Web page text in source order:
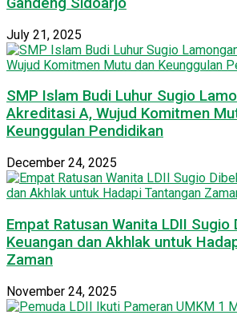
July 21, 2025
SMP Islam Budi Luhur Sugio
Akreditasi A, Wujud Komitmen
Keunggulan Pendidikan
December 24, 2025
Empat Ratusan Wanita LDII Sugio
Keuangan dan Akhlak untuk
Zaman
November 24, 2025